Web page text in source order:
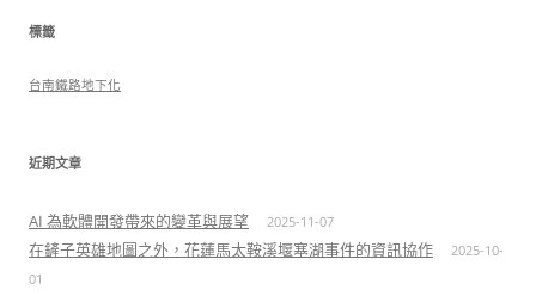
鍵
標籤
台南鐵路地下化
近期文章
AI 為軟體開發帶來的變革與展望 2025-11-07
在鏟子英雄地圖之外，花蓮馬太鞍溪堰塞湖事件的資訊協作
2025-10-
01